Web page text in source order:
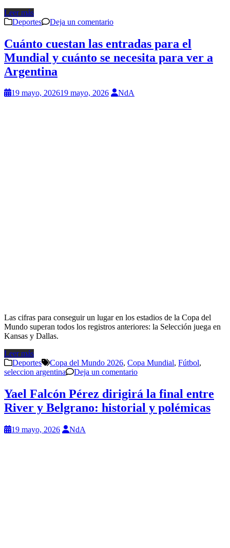
Leer más
Deportes
Deja un comentario
Cuánto cuestan las entradas para el
Mundial y cuánto se necesita para ver a
Argentina
19 mayo, 202619 mayo, 2026 NdA
Las cifras para conseguir un lugar en los estadios de la Copa del
Mundo superan todos los registros anteriores: la Selección juega en
Kansas y Dallas.
Leer más
Deportes
Copa del Mundo 2026, Copa Mundial, Fútbol,
seleccion argentina
Deja un comentario
Yael Falcón Pérez dirigirá la final entre
River y Belgrano: historial y polémicas
19 mayo, 2026 NdA